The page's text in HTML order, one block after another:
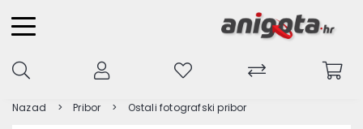
Nazad Pribor Ostali fotografski pribor